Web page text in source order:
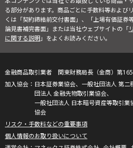
る部分があります。商品ごとに手数料等および
くは「契約締結前交付書面」、「上場有価証券
論見書補完書面」または当社ウェブサイトの「
に関する説明」をよくお読みください。
金融商品取引業者 関東財務局長（金商）第
日本証券業協会、一般社団法人 第
団法人 金融先物取引業協会、
一般社団法人 日本暗号資産等取引
協会
リスク・手数料などの重要事項
個人情報のお取り扱いについて